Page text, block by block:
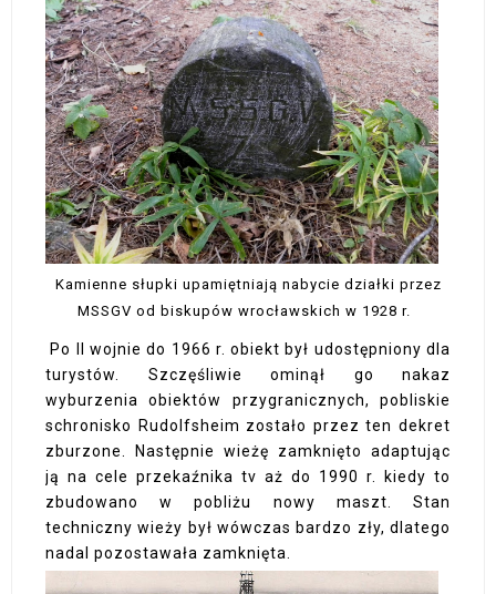
Kamienne słupki upamiętniają nabycie działki przez
MSSGV od biskupów wrocławskich w 1928 r.
Po II wojnie do 1966 r. obiekt był udostępniony dla
turystów. Szczęśliwie ominął go nakaz
wyburzenia obiektów przygranicznych, pobliskie
schronisko Rudolfsheim zostało przez ten dekret
zburzone. Następnie wieżę zamknięto adaptując
ją na cele przekaźnika tv aż do 1990 r. kiedy to
zbudowano w pobliżu nowy maszt. Stan
techniczny wieży był wówczas bardzo zły, dlatego
nadal pozostawała zamknięta.